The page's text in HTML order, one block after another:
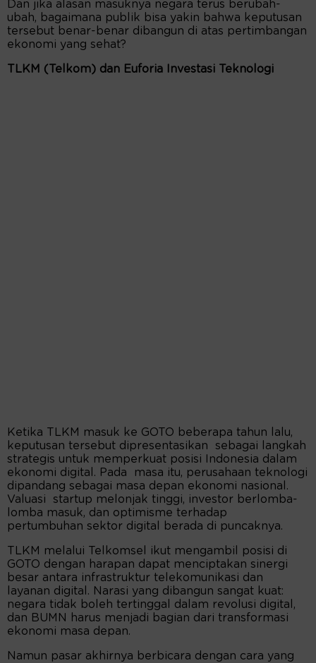
Dan jika alasan masuknya negara terus berubah-
ubah, bagaimana publik bisa yakin bahwa keputusan
tersebut benar-benar dibangun di atas pertimbangan
ekonomi yang sehat?
TLKM (Telkom) dan Euforia Investasi Teknologi
Ketika TLKM masuk ke GOTO beberapa tahun lalu,
keputusan tersebut dipresentasikan sebagai langkah
strategis untuk memperkuat posisi Indonesia dalam
ekonomi digital. Pada masa itu, perusahaan teknologi
dipandang sebagai masa depan ekonomi nasional.
Valuasi startup melonjak tinggi, investor berlomba-
lomba masuk, dan optimisme terhadap
pertumbuhan sektor digital berada di puncaknya.
TLKM melalui Telkomsel ikut mengambil posisi di
GOTO dengan harapan dapat menciptakan sinergi
besar antara infrastruktur telekomunikasi dan
layanan digital. Narasi yang dibangun sangat kuat:
negara tidak boleh tertinggal dalam revolusi digital,
dan BUMN harus menjadi bagian dari transformasi
ekonomi masa depan.
Namun pasar akhirnya berbicara dengan cara yang